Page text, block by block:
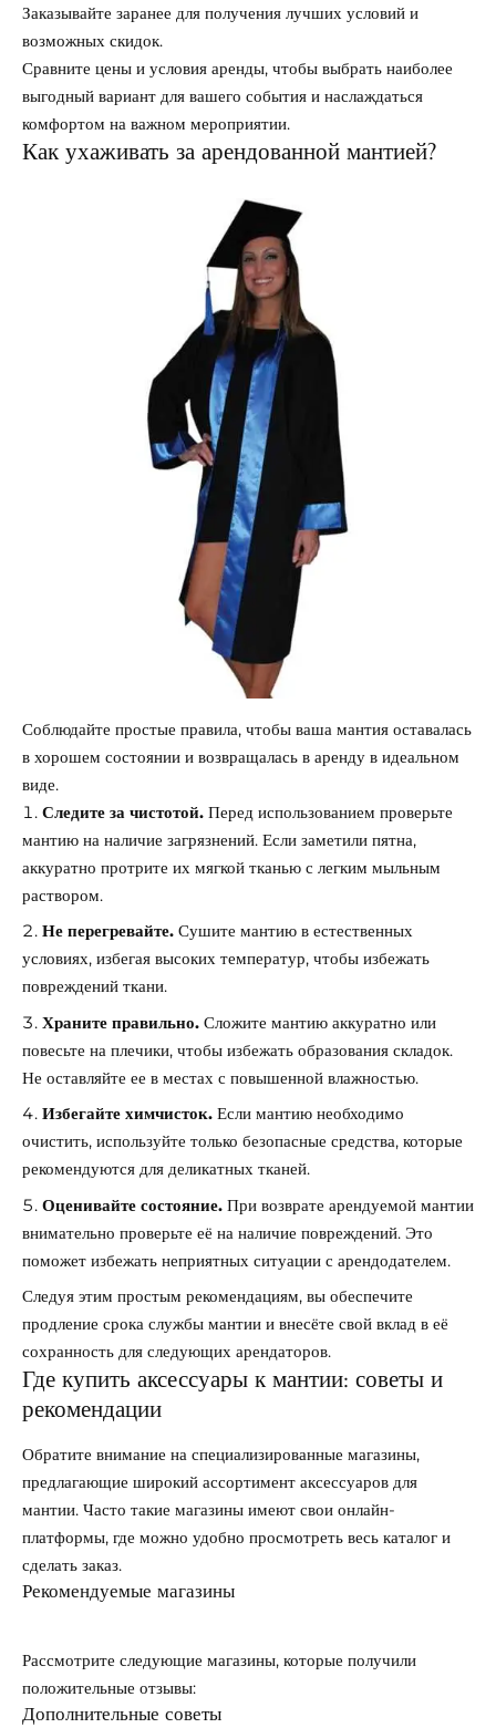
Заказывайте заранее для получения лучших условий и
возможных скидок.
Сравните цены и условия аренды, чтобы выбрать наиболее
выгодный вариант для вашего события и наслаждаться
комфортом на важном мероприятии.
Как ухаживать за арендованной мантией?
Соблюдайте простые правила, чтобы ваша мантия оставалась
в хорошем состоянии и возвращалась в аренду в идеальном
виде.
Следите за чистотой. Перед использованием проверьте
мантию на наличие загрязнений. Если заметили пятна,
аккуратно протрите их мягкой тканью с легким мыльным
раствором.
Не перегревайте. Сушите мантию в естественных
условиях, избегая высоких температур, чтобы избежать
повреждений ткани.
Храните правильно. Сложите мантию аккуратно или
повесьте на плечики, чтобы избежать образования складок.
Не оставляйте ее в местах с повышенной влажностью.
Избегайте химчисток. Если мантию необходимо
очистить, используйте только безопасные средства, которые
рекомендуются для деликатных тканей.
Оценивайте состояние. При возврате арендуемой мантии
внимательно проверьте её на наличие повреждений. Это
поможет избежать неприятных ситуации с арендодателем.
Следуя этим простым рекомендациям, вы обеспечите
продление срока службы мантии и внесёте свой вклад в её
сохранность для следующих арендаторов.
Где купить аксессуары к мантии: советы и
рекомендации
Обратите внимание на специализированные магазины,
предлагающие широкий ассортимент аксессуаров для
мантии. Часто такие магазины имеют свои онлайн-
платформы, где можно удобно просмотреть весь каталог и
сделать заказ.
Рекомендуемые магазины
Рассмотрите следующие магазины, которые получили
положительные отзывы:
Дополнительные советы